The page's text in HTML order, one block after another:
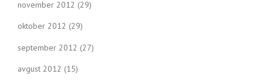
november 2012 (29)
oktober 2012 (29)
september 2012 (27)
avgust 2012 (15)